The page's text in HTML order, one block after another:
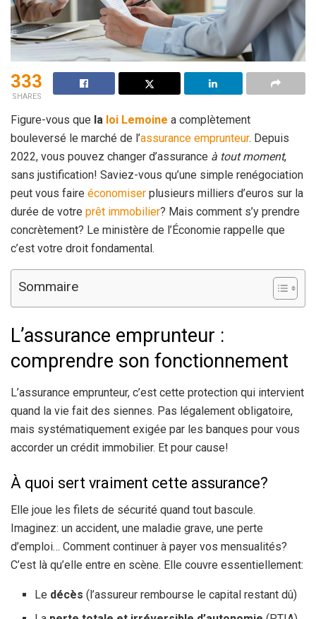
333
SHARES
Figure-vous que la loi Lemoine a complètement
bouleversé le marché de l’assurance emprunteur. Depuis
2022, vous pouvez changer d’assurance à tout moment,
sans justification! Saviez-vous qu’une simple renégociation
peut vous faire économiser plusieurs milliers d’euros sur la
durée de votre prêt immobilier? Mais comment s’y prendre
concrètement? Le ministère de l’Économie rappelle que
c’est votre droit fondamental.
Sommaire
L’assurance emprunteur :
comprendre son fonctionnement
L’assurance emprunteur, c’est cette protection qui intervient
quand la vie fait des siennes. Pas légalement obligatoire,
mais systématiquement exigée par les banques pour vous
accorder un crédit immobilier. Et pour cause!
À quoi sert vraiment cette assurance?
Elle joue les filets de sécurité quand tout bascule.
Imaginez: un accident, une maladie grave, une perte
d’emploi… Comment continuer à payer vos mensualités?
C’est là qu’elle entre en scène. Elle couvre essentiellement:
Le décès (l’assureur rembourse le capital restant dû)